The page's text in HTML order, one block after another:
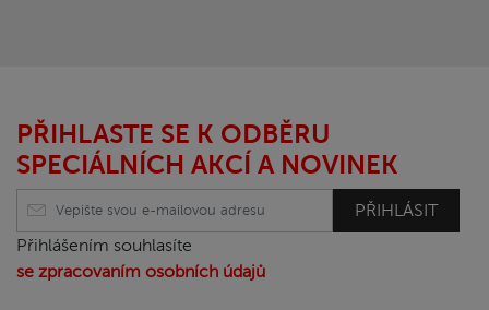
PŘIHLASTE SE K ODBĚRU
SPECIÁLNÍCH AKCÍ A NOVINEK
PŘIHLÁSIT
Přihlášením souhlasíte
se zpracovaním osobních údajů